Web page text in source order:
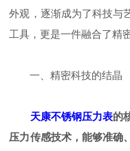
外观，逐渐成为了科技与
工具，更是一件融合了精
一、精密科技的结晶
天康不锈钢压力表的
压力传感技术，能够准确